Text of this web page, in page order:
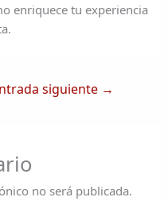
enriquece tu experiencia
siguiente →
no será publicada.